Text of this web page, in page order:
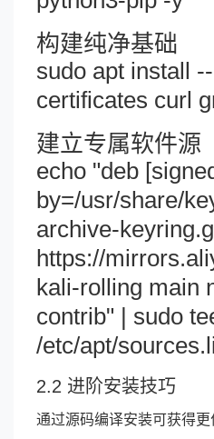
构建纯净基础
sudo apt install
certificates curl
建立专属软件源
echo "deb
by=/usr/share/
archive-
https://
kali-rolling main
contrib" | sudo
/etc/apt/
2.2 进阶安装技巧
通过源码编译安装可获得更